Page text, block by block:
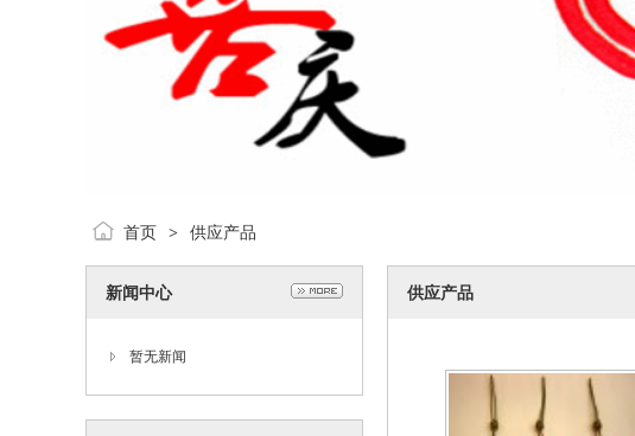
首页 > 供应产品
新闻中心
暂无新闻
供应产品